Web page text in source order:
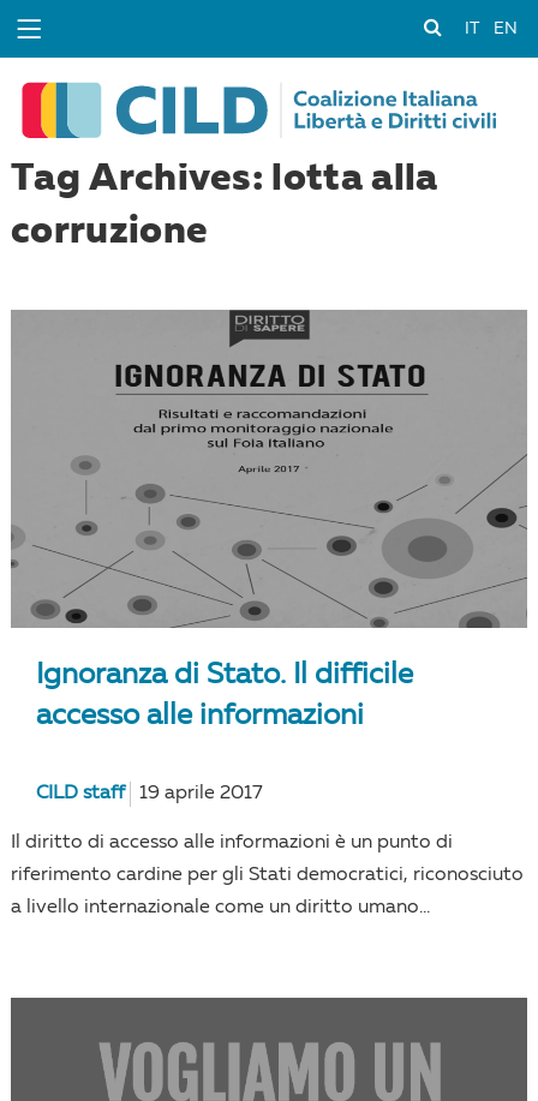
EN
Tag Archives: lotta alla
corruzione
Ignoranza di Stato. Il difficile
accesso alle informazioni
CILD staff 19 aprile 2017
Il diritto di accesso alle informazioni è un punto di
riferimento cardine per gli Stati democratici, riconosciuto
a livello internazionale come un diritto umano...